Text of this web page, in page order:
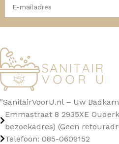
"SanitairVoorU.nl – Uw
Emmastraat 8 2935XE
bezoekadres) (Geen
Telefoon: 085-0609152